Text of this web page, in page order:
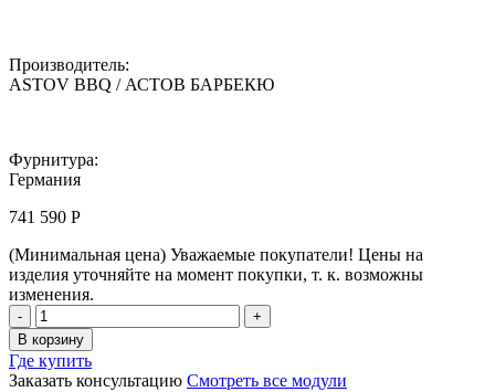
Производитель:
ASTOV BBQ / АСТОВ БАРБЕКЮ
Фурнитура:
Германия
741 590 Р
(Минимальная цена) Уважаемые покупатели! Цены на
изделия уточняйте на момент покупки, т. к. возможны
изменения.
Мангальный
комплекс
Astov
BBQ
В корзину
Где купить
Заказать консультацию Смотреть все модули